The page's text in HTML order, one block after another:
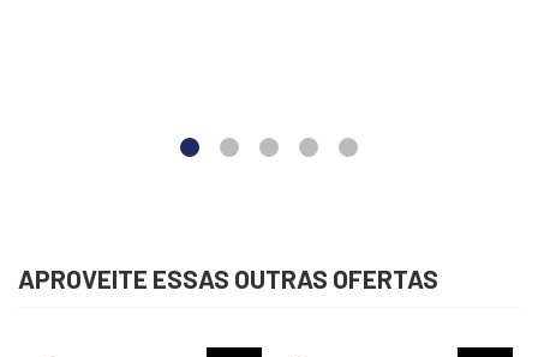
APROVEITE ESSAS OUTRAS OFERTAS